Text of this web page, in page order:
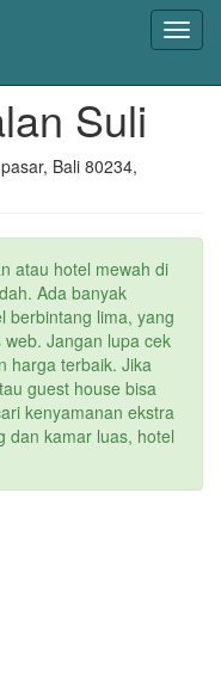
Suli
Bali 80234,
atau hotel mewah di
Ada banyak
berbintang lima, yang
Jangan lupa cek
harga terbaik. Jika
guest house bisa
kenyamanan ekstra
dan kamar luas, hotel